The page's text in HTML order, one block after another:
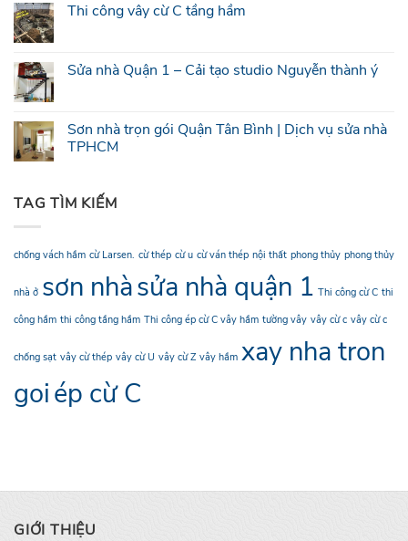
Thi công vây cừ C tầng hầm
Sửa nhà Quận 1 – Cải tạo studio Nguyễn thành ý
Sơn nhà trọn gói Quận Tân Bình | Dịch vụ sửa nhà
TPHCM
TAG TÌM KIẾM
chống vách hầm cừ Larsen. cừ thép cừ u cừ ván thép nội thất phong thủy phong thủy
nhà ở sơn nhàsửa nhà quận 1 Thi công cừ C thi
công hầm thi công tầng hầm Thi công ép cừ C vây hầm tường vây vây cừ c vây cừ c
chống sạt vây cừ thép vây cừ U vây cừ Z vây hầm xay nha tron
goiép cừ C
GIỚI THIỆU